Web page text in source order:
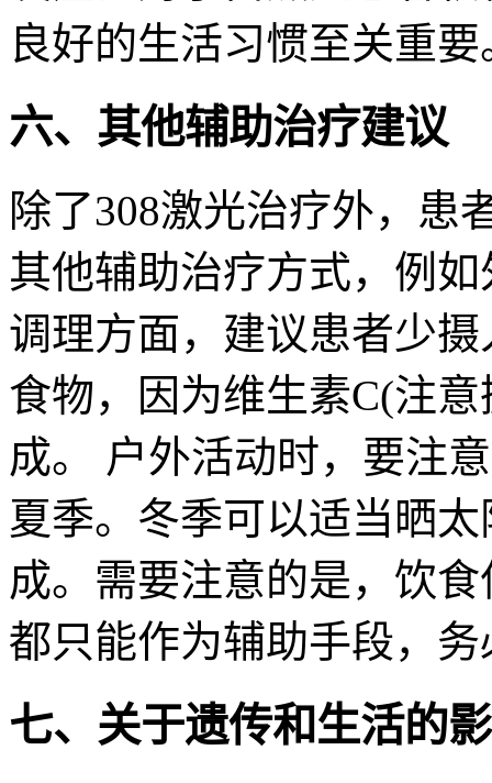
良好的生活习惯至关重要
六、其他辅助治疗建议
除了308激光治疗外，患
其他辅助治疗方式，例
调理方面，建议患者少
食物，因为维生素C(注
成。 户外活动时，要注
夏季。冬季可以适当晒
成。需要注意的是，饮
都只能作为辅助手段，
七、关于遗传和生活的